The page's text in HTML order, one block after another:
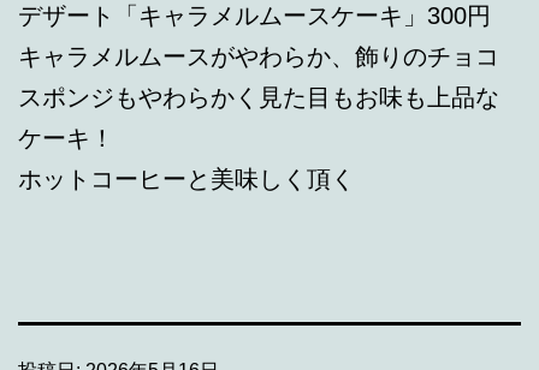
デザート「キャラメルムースケーキ」300円
キャラメルムースがやわらか、飾りのチョコ
スポンジもやわらかく見た目もお味も上品な
ケーキ！
ホットコーヒーと美味しく頂く